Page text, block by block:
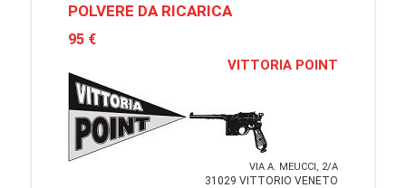
POLVERE DA RICARICA
95 €
VITTORIA POINT
VIA A. MEUCCI, 2/A
31029 VITTORIO VENETO